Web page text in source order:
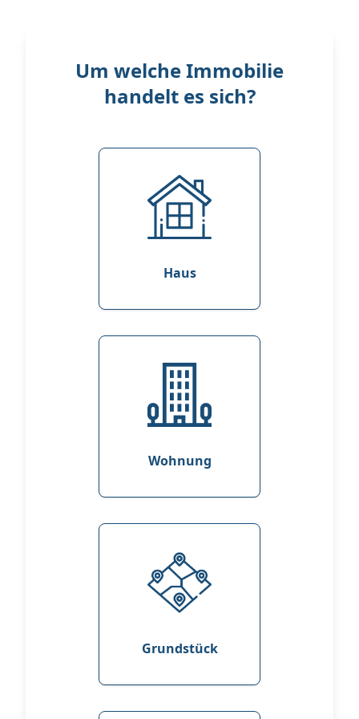
Um welche Immobilie
handelt es sich?
Haus
Wohnung
Grundstück